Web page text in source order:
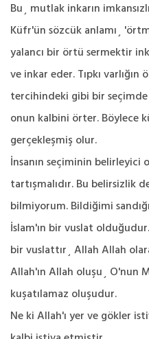
Bu¸ mutlak inkarın
Küfr'ün sözcük anlamı¸
yalancı bir örtü sermektir
ve inkar eder. Tıpkı
tercihindeki gibi bir
onun kalbini örter. Böylece
gerçekleşmiş olur.
İnsanın seçiminin belirleyici
tartışmalıdır. Bu belirsizlik
bilmiyorum. Bildiğimi
İslam'ın bir vuslat
bir vuslattır¸ Allah Allah
Allah'ın Allah oluşu¸ O'nun
kuşatılamaz oluşudur.
Ne ki Allah'ı yer ve gökler